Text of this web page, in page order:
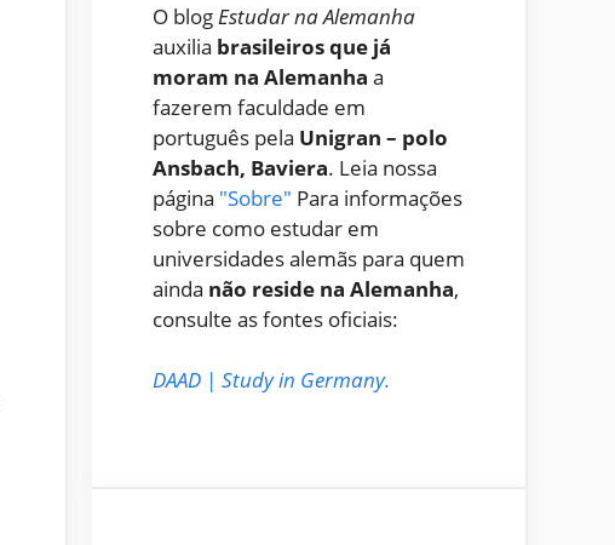
O blog Estudar na Alemanha
auxilia brasileiros que já
moram na Alemanha a
fazerem faculdade em
português pela Unigran – polo
Ansbach, Baviera. Leia nossa
página "Sobre" Para informações
sobre como estudar em
universidades alemãs para quem
ainda não reside na Alemanha,
consulte as fontes oficiais:
DAAD | Study in Germany.